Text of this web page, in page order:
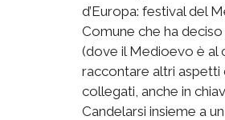
d’Europa: festival del
Comune che ha
(dove il Medioevo è al
raccontare altri aspetti
collegati, anche in
Candelarsi insieme a